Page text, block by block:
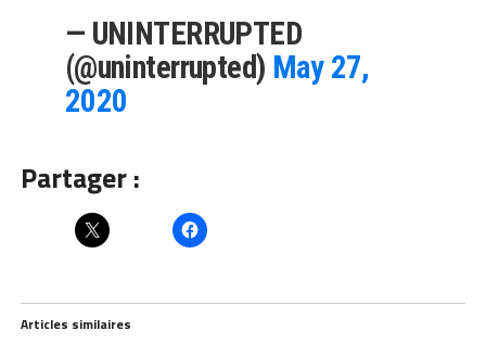
— UNINTERRUPTED
(@uninterrupted) May 27,
2020
Partager :
Articles similaires